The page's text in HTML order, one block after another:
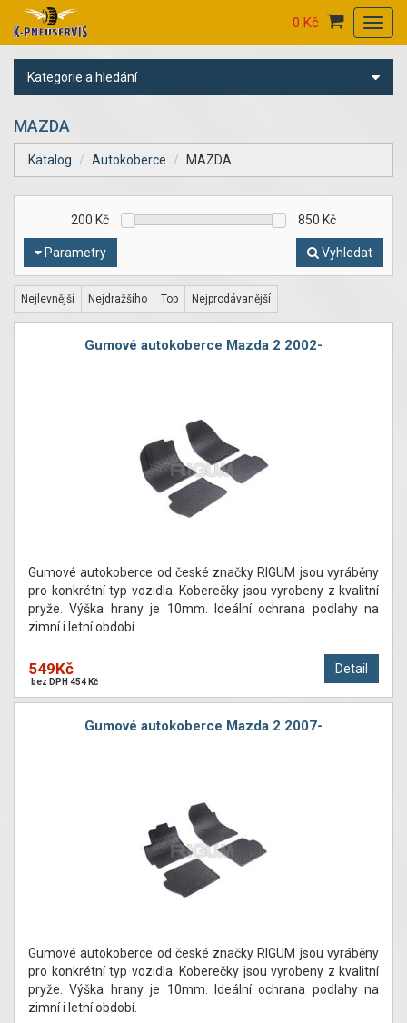
0 Kč
Kategorie a hledání
MAZDA
Katalog Autokoberce MAZDA
Parametry
200 Kč 850 Kč
Vyhledat
Nejlevnější Nejdražšího Top Nejprodávanější
Gumové autokoberce Mazda 2 2002-
Gumové autokoberce od české značky RIGUM jsou vyráběny
pro konkrétní typ vozidla. Koberečky jsou vyrobeny z kvalitní
pryže. Výška hrany je 10mm. Ideální ochrana podlahy na
zimní i letní období.
Detail
549Kč
bez DPH 454 Kč
Gumové autokoberce Mazda 2 2007-
Gumové autokoberce od české značky RIGUM jsou vyráběny
pro konkrétní typ vozidla. Koberečky jsou vyrobeny z kvalitní
pryže. Výška hrany je 10mm. Ideální ochrana podlahy na
zimní i letní období.